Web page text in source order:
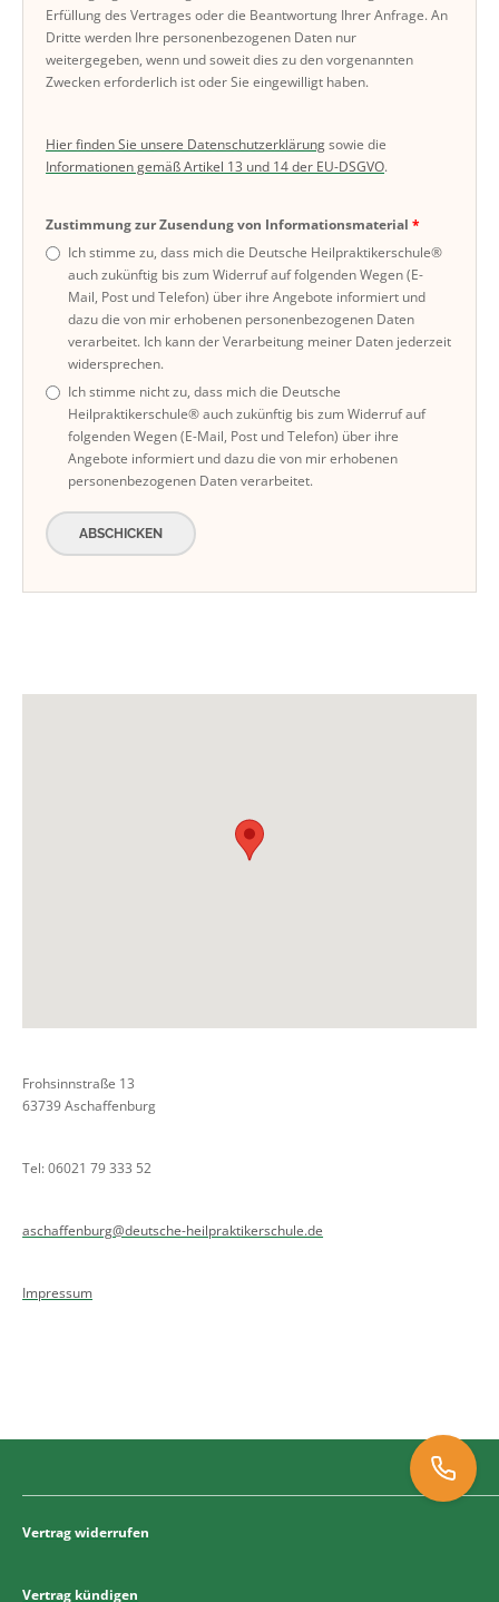
Erfüllung des Vertrages oder die Beantwortung Ihrer Anfrage. An
Dritte werden Ihre personenbezogenen Daten nur
weitergegeben, wenn und soweit dies zu den vorgenannten
Zwecken erforderlich ist oder Sie eingewilligt haben.
Hier finden Sie unsere Datenschutzerklärungsowie die
Informationen gemäß Artikel 13 und 14 der EU-DSGVO.
Zustimmung zur Zusendung von Informationsmaterial
Ich stimme zu, dass mich die Deutsche Heilpraktikerschule®
auch zukünftig bis zum Widerruf auf folgenden Wegen (E-
Mail, Post und Telefon) über ihre Angebote informiert und
dazu die von mir erhobenen personenbezogenen Daten
verarbeitet. Ich kann der Verarbeitung meiner Daten jederzeit
widersprechen.
Ich stimme nicht zu, dass mich die Deutsche
Heilpraktikerschule® auch zukünftig bis zum Widerruf auf
folgenden Wegen (E-Mail, Post und Telefon) über ihre
Angebote informiert und dazu die von mir erhobenen
personenbezogenen Daten verarbeitet.
ABSCHICKEN
Frohsinnstraße 13
63739 Aschaffenburg
Tel: 06021 79 333 52
aschaffenburg@deutsche-heilpraktikerschule.de
Impressum
Vertrag widerrufen
Vertrag kündigen